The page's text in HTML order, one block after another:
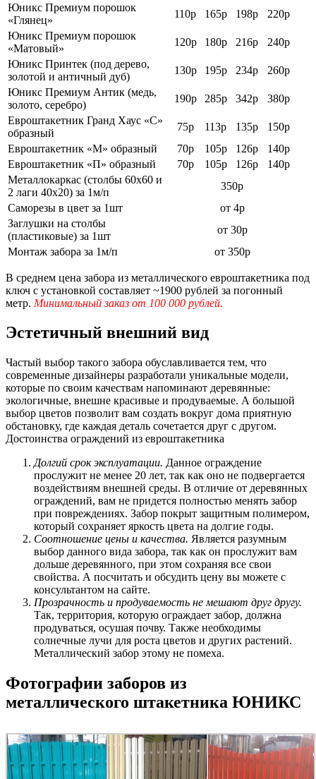
Юникс Премиум порошок
«Глянец»
110р 165р 198р
220р
Юникс Премиум порошок
«Матовый»
120р 180р 216р
240р
Юникс Принтек (под дерево,
золотой и античный дуб)
130р 195р 234р
260р
Юникс Премиум Антик (медь,
золото, серебро)
190р 285р 342р
380р
Евроштакетник Гранд Хаус «С»
образный
75р 113р 135р
150р
Евроштакетник «М» образный
70р 105р 126р
140р
Евроштакетник «П» образный
70р 105р 126р
140р
Металлокаркас (столбы 60х60 и
2 лаги 40х20) за 1м/п
350р
Саморезы в цвет за 1шт
от 4р
Заглушки на столбы
(пластиковые) за 1шт
от 30р
Монтаж забора за 1м/п
от 350р
В среднем цена забора из металлического евроштакетника под
ключ с установкой составляет ~1900 рублей за погонный
метр. Минимальный заказ от 100 000 рублей.
Эстетичный внешний вид
Частый выбор такого забора обуславливается тем, что
современные дизайнеры разработали уникальные модели,
которые по своим качествам напоминают деревянные:
экологичные, внешне красивые и продуваемые. А большой
выбор цветов позволит вам создать вокруг дома приятную
обстановку, где каждая деталь сочетается друг с другом.
Достоинства ограждений из евроштакетника
Долгий срок эксплуатации. Данное ограждение
прослужит не менее 20 лет, так как оно не подвергается
воздействиям внешней среды. В отличие от деревянных
ограждений, вам не придется полностью менять забор
при повреждениях. Забор покрыт защитным полимером,
который сохраняет яркость цвета на долгие годы.
Соотношение цены и качества. Является разумным
выбор данного вида забора, так как он прослужит вам
дольше деревянного, при этом сохраняя все свои
свойства. А посчитать и обсудить цену вы можете с
консультантом на сайте.
Прозрачность и продуваемость не мешают друг другу.
Так, территория, которую ограждает забор, должна
продуваться, осушая почву. Также необходимы
солнечные лучи для роста цветов и других растений.
Металлический забор этому не помеха.
Фотографии заборов из
металлического штакетника ЮНИКС